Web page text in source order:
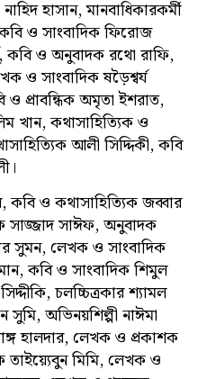
হাসান, মানবাধিকারকর্মী
ও সাংবাদিক ফিরোজ
কবি ও অনুবাদক রথো রাফি,
ও সাংবাদিক ষড়ৈশ্বর্য
ও প্রাবন্ধিক অমৃতা ইশরাত,
খান, কথাসাহিত্যিক ও
আলী সিদ্দিকী, কবি
কবি ও কথাসাহিত্যিক জব্বার
সাঈফ, অনুবাদক
সুমন, লেখক ও সাংবাদিক
কবি ও সাংবাদিক শিমুল
চলচ্চিত্রকার শ্যামল
সুমি, অভিনয়শিল্পী নাঈমা
হালদার, লেখক ও প্রকাশক
মিমি, লেখক ও